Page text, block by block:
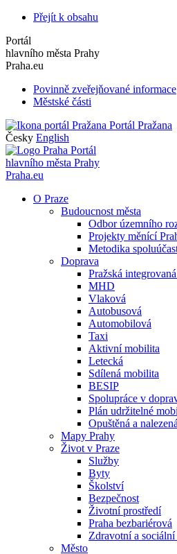
Přejít k obsahu
Portál
hlavního města Prahy
Praha.eu
Povinně zveřejňované informace
Městské části
Portál Pražana
Česky English
Portál
hlavního města Prahy
Praha.eu
O Praze
Budoucnost města
Odbor územního
Projekty měnící
Metodika
Doprava
Pražská
MHD
Vlaková
Autobusová
Automobilová
Taxi
Aktivní mobilita
Letecká
Sdílená mobilita
BESIP
Spolupráce v
Plán udržitelné
Opuštěná a
Mapy Prahy
Život v Praze
Služby
Byty
Školství
Bezpečnost
Životní prostředí
Praha bezbariérová
Zdravotní a sociální
Město